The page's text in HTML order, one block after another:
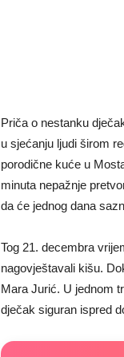
Priča o nestanku
u sjećanju ljudi širom
porodične kuće u
minuta nepažnje
da će jednog dana
Tog 21. decembra
nagovještavali kišu.
Mara Jurić. U jednom
dječak siguran ispred